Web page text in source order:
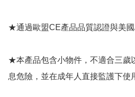
★通過歐盟CE產品品質認證與美
★本產品包含小物件，不適合三歲